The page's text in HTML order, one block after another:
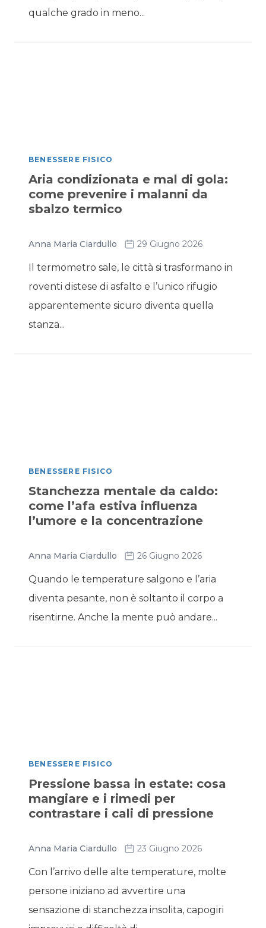
qualche grado in meno...
BENESSERE FISICO
Aria condizionata e mal di gola:
come prevenire i malanni da
sbalzo termico
Anna Maria Ciardullo 29 Giugno 2026
Il termometro sale, le città si trasformano in
roventi distese di asfalto e l’unico rifugio
apparentemente sicuro diventa quella
stanza...
BENESSERE FISICO
Stanchezza mentale da caldo:
come l’afa estiva influenza
l’umore e la concentrazione
Anna Maria Ciardullo 26 Giugno 2026
Quando le temperature salgono e l’aria
diventa pesante, non è soltanto il corpo a
risentirne. Anche la mente può andare...
BENESSERE FISICO
Pressione bassa in estate: cosa
mangiare e i rimedi per
contrastare i cali di pressione
Anna Maria Ciardullo 23 Giugno 2026
Con l’arrivo delle alte temperature, molte
persone iniziano ad avvertire una
sensazione di stanchezza insolita, capogiri